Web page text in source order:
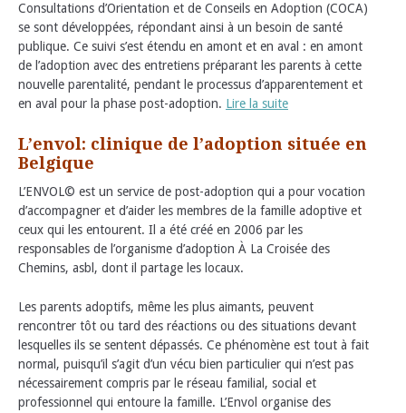
Consultations d’Orientation et de Conseils en Adoption (COCA)
se sont développées, répondant ainsi à un besoin de santé
publique. Ce suivi s’est étendu en amont et en aval : en amont
de l’adoption avec des entretiens préparant les parents à cette
nouvelle parentalité, pendant le processus d’apparentement et
en aval pour la phase post-adoption. Lire la suite
L’envol: clinique de l’adoption située en
Belgique
L’ENVOL© est un service de post-adoption qui a pour vocation
d’accompagner et d’aider les membres de la famille adoptive et
ceux qui les entourent. Il a été créé en 2006 par les
responsables de l’organisme d’adoption À La Croisée des
Chemins, asbl, dont il partage les locaux.
Les parents adoptifs, même les plus aimants, peuvent
rencontrer tôt ou tard des réactions ou des situations devant
lesquelles ils se sentent dépassés. Ce phénomène est tout à fait
normal, puisqu’il s’agit d’un vécu bien particulier qui n’est pas
nécessairement compris par le réseau familial, social et
professionnel qui entoure la famille. L’Envol organise des